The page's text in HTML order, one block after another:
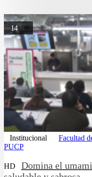
14
Institucional
Facultad
PUCP
HD Domina el